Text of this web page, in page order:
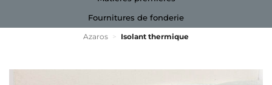
Fournitures de fonderie
Azaros > Isolant thermique